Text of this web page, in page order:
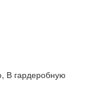
В гардеробную